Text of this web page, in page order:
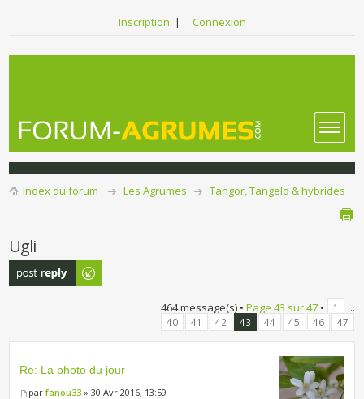
Inscription | Connexion
Index du forum Les Agrumes Tangor, Tangelo & hybrides
Ugli
Publier une
réponse
464 message(s) • Page 43 sur47• 1 ...
40 41 42 43 44 45 46 47
Re: La photo du jour
parfanou33 » 30 Avr 2016, 13:59